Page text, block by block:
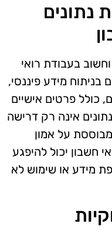
נתונים
בעבודת רואי
בניתוח מידע פיננסי,
כולל פרטים אישיים
אינה רק דרישה
על אמון
חשבון יכול להיפגע
מידע או שימוש לא